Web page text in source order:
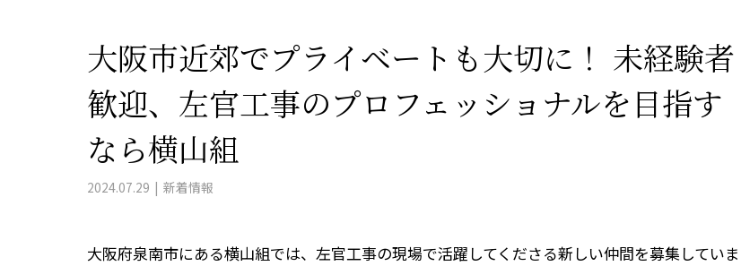
大阪市近郊でプライベートも大切に！ 未経験者
歓迎、左官工事のプロフェッショナルを目指す
なら横山組
2024.07.29 新着情報
大阪府泉南市にある横山組では、左官工事の現場で活躍してくださる新しい仲間を募集していま